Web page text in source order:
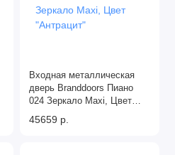
Входная металлическая
дверь Branddoors Пиано
024 Зеркало Maxi, Цвет
"Антрацит"
45659 р.